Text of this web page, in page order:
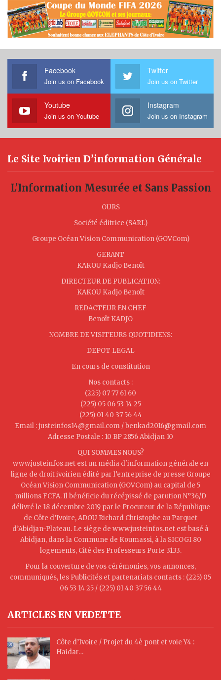
Facebook
Join us on Facebook
Twitter
Join us on Twitter
Youtube
Join us on Youtube
Instagram
Join us on Instagram
Le Site Ivoirien D’information Générale
L'Information Mesurée et Sans Passion
OURS
Société éditrice (SARL)
Groupe Océan Vision Communication (GOVCom)
GERANT
KAKOU Kadjo Benoît
DIRECTEUR DE PUBLICATION:
KAKOU Kadjo Benoît
REDACTEUR EN CHEF
Benoît KADJO
NOMBRE DE VISITEURS QUOTIDIENS:
DEPOT LEGAL
En cours de constitution
Nos contacts :
(225) 07 77 61 60
(225) 05 06 53 14 25
(225) 01 40 37 56 44
Email : justeinfos14@gmail.com / benkad2016@gmail.com
Adresse Postale : 10 BP 2856 Abidjan 10
QUI SOMMES NOUS?
www.justeinfos.net est un média d'information générale en
ligne de droit ivoirien édité par l’entreprise de presse Groupe
Océan Vision Communication (GOVCom) au capital de 5
millions FCFA. Il bénéficie du récépissé de parution N°36/D
délivré le 18 décembre 2019 par le Procureur de la République
de Côte d’Ivoire, ADOU Richard Christophe au Parquet
d’Abidjan-Plateau. Le siège de www.justeinfos.net est basé à
Abidjan, dans la Commune de Koumassi, à la SICOGI 80
logements, Cité des Professeurs Porte 3133.
Pour la couverture de vos cérémonies, vos annonces,
communiqués, les Publicités et partenariats contacts : (225) 05
06 53 14 25 / (225) 01 40 37 56 44
ARTICLES EN VEDETTE
Côte d’Ivoire / Projet du 4è pont et voie Y4 :
Haidar…